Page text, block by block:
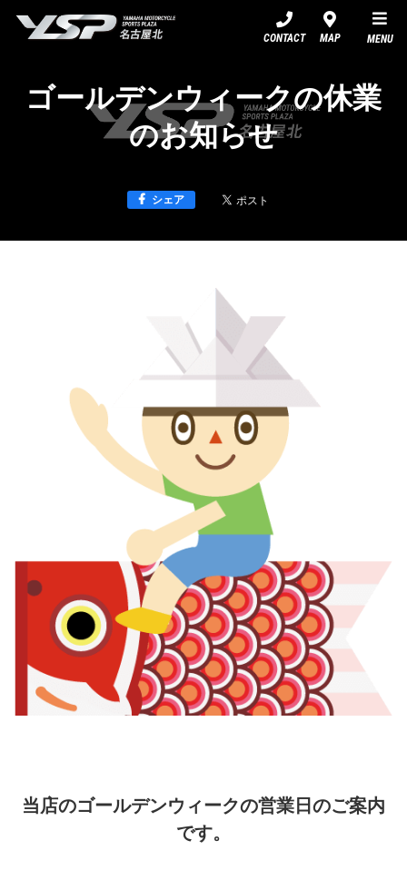
CONTACT MAP MENU
ゴールデンウィークの休業
のお知らせ
シェア
当店のゴールデンウィークの営業日のご案内
です。